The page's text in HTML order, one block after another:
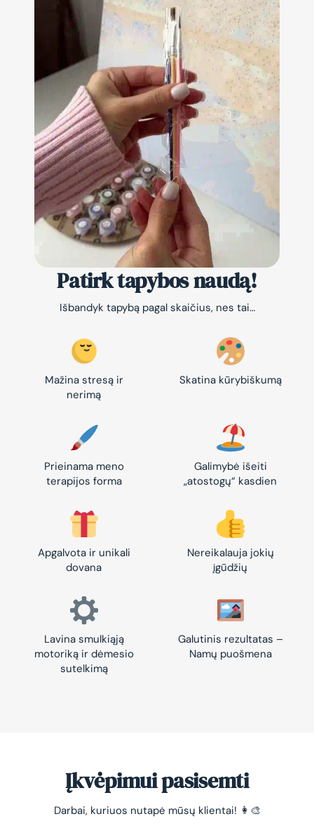
Patirk tapybos naudą!
Išbandyk tapybą pagal skaičius, nes tai…
Mažina stresą ir
nerimą
Skatina kūrybiškumą
Prieinama meno
terapijos forma
Galimybė išeiti
„atostogų“ kasdien
Apgalvota ir unikali
dovana
Nereikalauja jokių
įgūdžių
Lavina smulkiąją
motoriką ir dėmesio
sutelkimą
Galutinis rezultatas –
Namų puošmena
Įkvėpimui pasisemti
Darbai, kuriuos nutapė mūsų klientai! 👩‍🎨